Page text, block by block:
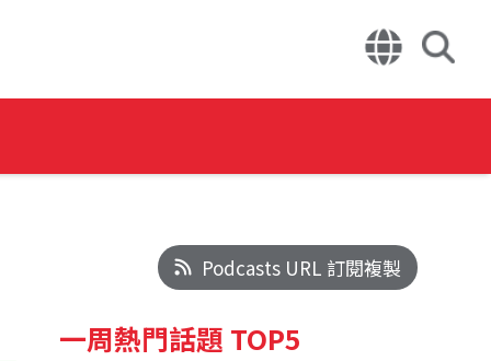
Podcasts URL 訂閱複製
一周熱門話題 TOP5